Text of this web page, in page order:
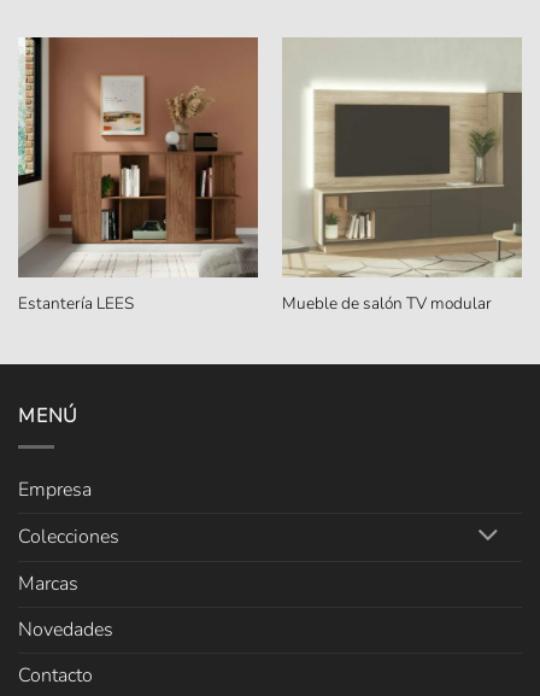
Estantería LEES Mueble de salón TV modular
MENÚ
Empresa
Colecciones
Marcas
Novedades
Contacto